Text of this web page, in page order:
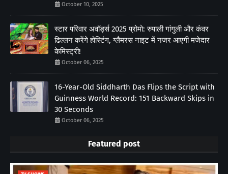
October 10, 2025
स्टार परिवार अवॉर्ड्स 2025 प्रोमो: रुपाली गांगुली और कंवर
ढिल्लन करेंगे होस्टिंग, ग्लैमरस नाइट में नजर आएगी मजेदार
केमिस्ट्री!
October 06, 2025
16-Year-Old Siddharth Das Flips the Script with
Guinness World Record: 151 Backward Skips in
30 Seconds
October 06, 2025
Featured post